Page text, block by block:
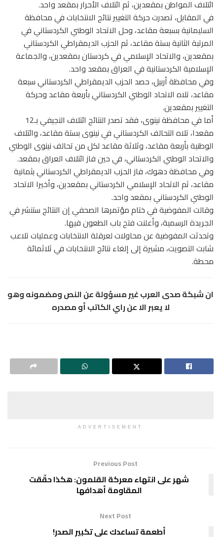
ائتلاف المواطن بمقعدين، ثم ائتلاف الأحرار بمقعد واحد.
في المقابل، تصدرت حركة التغيير نتائج الانتخابات في محافظة
السليمانية بسبعة مقاعد، وحل الاتحاد الوطني الكردستاني في
المرتبة الثانية بستة مقاعد، ثم الحزب الديمقراطي الكردستاني
بمقعدين، والاتحاد الإسلامي في كردستان بمقعدين، والجماعة
الإسلامية الكردستانية في العراق بمقعد واحد.
وفي محافظة أربيل، حصد الحزب الديمقراطي الكردستاني سبعة
مقاعد، تلاه الاتحاد الوطني الكردستاني بأربعة مقاعد وحركة
التغيير بمقعدين.
أما في محافظة نينوى، فقد تصدر النتائج ائتلاف النجيفي بـ12
مقعدا، تلاه التحالف الكردستاني في نينوى بستة مقاعد، وائتلاف
الوطنية بأربعة مقاعد، وثلاثة مقاعد لكل من تحالف نينوى الوطني
والاتحاد الوطني الكردستاني، في حين فاز ائتلاف العراق بمقعد.
وفي محافظة دهوك، فاز الحزب الديمقراطي الكردستاني بثمانية
مقاعد، ثم الاتحاد الإسلامي الكردستاني بمقعدين، وأخيرا الاتحاد
الوطني الكردستاني بمقعد واحد.
وقالت المفوضية في ختام مؤتمرها الصحفي إن النتائج ستنشر في
الجريدة الرسمية، وأعلنت فتح باب الطعون فيها.
وتحدثت المفوضية عن محاولات لعرقلة الانتخابات وعمليات تلاعب
شابت التصويت، مشيرة إلى إلغاء نتائج الانتخابات في ثلاثمائة
محطة.
ان شبكة صدى العرب غير مسؤولة عن النص ومضمونه وهو
لا يعبر الا عن راي الكاتب أو مصدره
ADVERTISEMENT
Previous Post
شهر على انتهاء معركة القلمون: هكذا حقّقت
المقاومة أهدافها
Next Post
أطعمة تساعدك على تكبير الصدر!